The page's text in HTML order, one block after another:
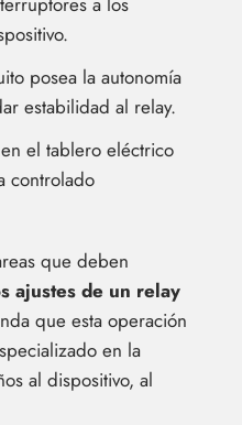
posea la autonomía
estabilidad al relay.
el tablero eléctrico
controlado
que deben
ajustes de un relay
que esta operación
en la
al dispositivo, al